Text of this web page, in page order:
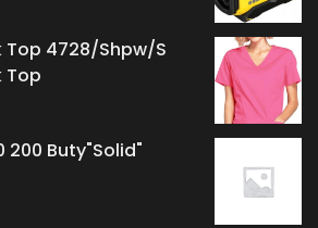
Top 4728/Shpw/S
Top
200 Buty"Solid"